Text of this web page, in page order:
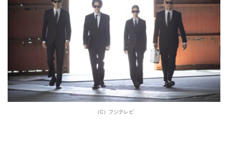
（C）フジテレビ